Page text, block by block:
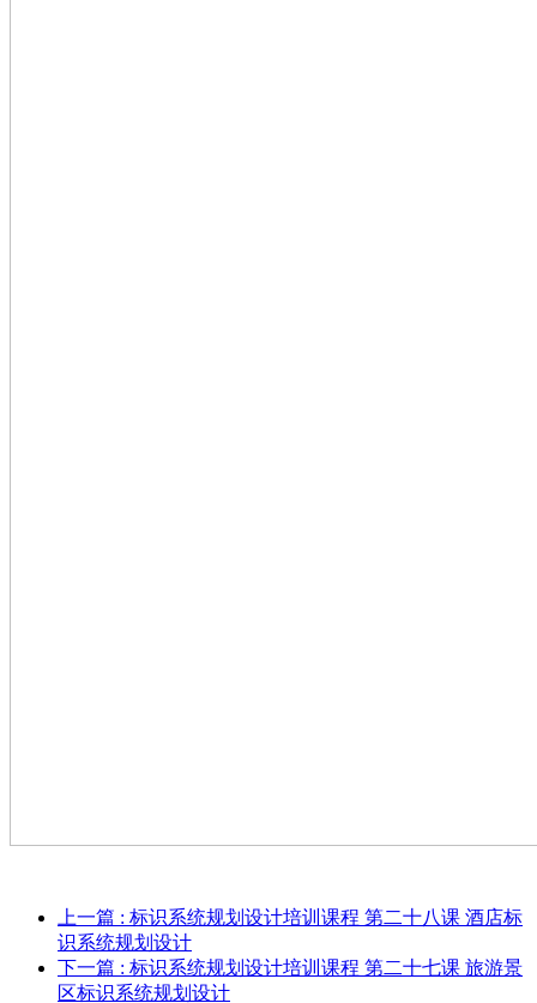
上一篇 : 标识系统规划设计培训课程 第二十八课 酒店标
识系统规划设计
下一篇 : 标识系统规划设计培训课程 第二十七课 旅游景
区标识系统规划设计